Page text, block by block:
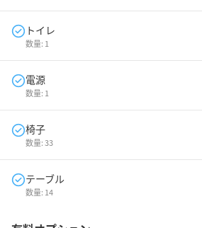
トイレ
数量: 1
電源
数量: 1
椅子
数量:33
テーブル
数量: 14